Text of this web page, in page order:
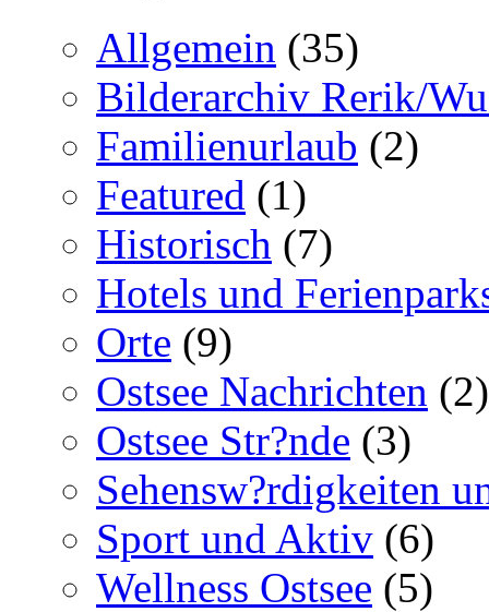
Allgemein (35)
Bilderarchiv Rerik/
Familienurlaub (2)
Featured (1)
Historisch (7)
Hotels und
Orte (9)
Ostsee Nachrichten (2)
Ostsee Str?nde (3)
Sehensw?rdigkeiten
Sport und Aktiv (6)
Wellness Ostsee (5)